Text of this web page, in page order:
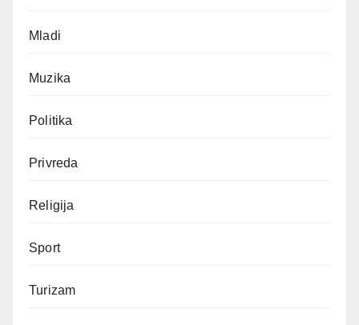
Mladi
Muzika
Politika
Privreda
Religija
Sport
Turizam